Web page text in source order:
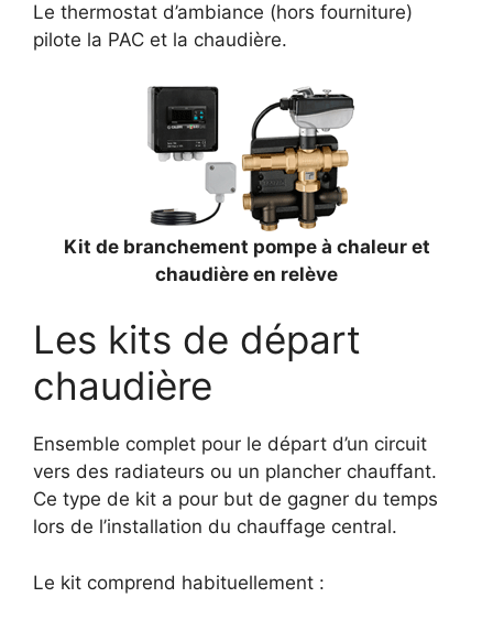
Le thermostat d’ambiance (hors fourniture)
pilote la PAC et la chaudière.
Kit de branchement pompe à chaleur et
chaudière en relève
Les kits de départ
chaudière
Ensemble complet pour le départ d’un circuit
vers des radiateurs ou un plancher chauffant.
Ce type de kit a pour but de gagner du temps
lors de l’installation du chauffage central.
Le kit comprend habituellement :